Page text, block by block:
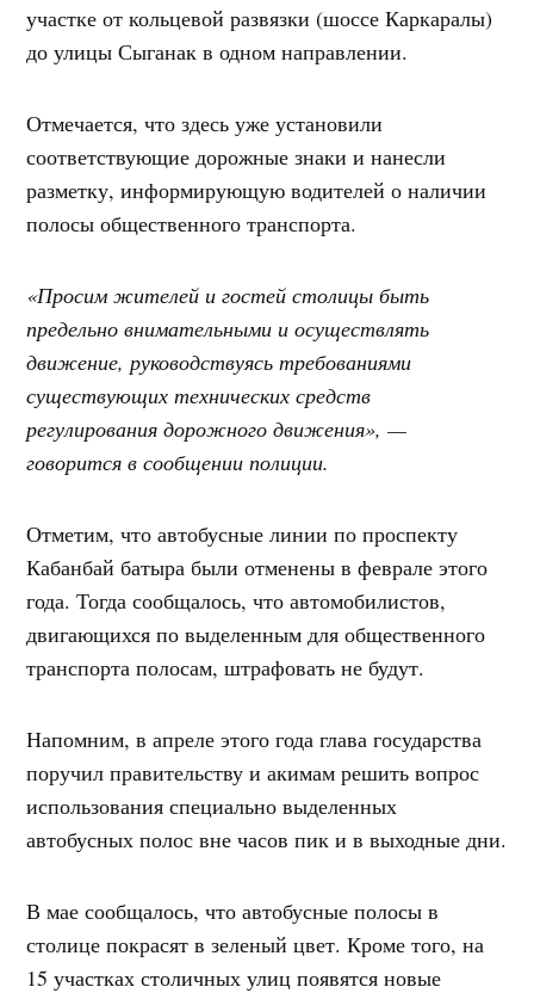
участке от кольцевой развязки (шоссе Каркаралы)
до улицы Сыганак в одном направлении.
Отмечается, что здесь уже установили
соответствующие дорожные знаки и нанесли
разметку, информирующую водителей о наличии
полосы общественного транспорта.
«Просим жителей и гостей столицы быть
предельно внимательными и осуществлять
движение, руководствуясь требованиями
существующих технических средств
регулирования дорожного движения», —
говорится в сообщении полиции.
Отметим, что автобусные линии по проспекту
Кабанбай батыра были отменены в феврале этого
года. Тогда сообщалось, что автомобилистов,
двигающихся по выделенным для общественного
транспорта полосам, штрафовать не будут.
Напомним, в апреле этого года глава государства
поручил правительству и акимам решить вопрос
использования специально выделенных
автобусных полос вне часов пик и в выходные дни.
В мае сообщалось, что автобусные полосы в
столице покрасят в зеленый цвет. Кроме того, на
15 участках столичных улиц появятся новые